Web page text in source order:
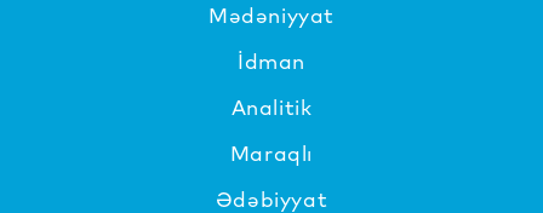
Mədəniyyat
İdman
Analitik
Maraqlı
Ədəbiyyat